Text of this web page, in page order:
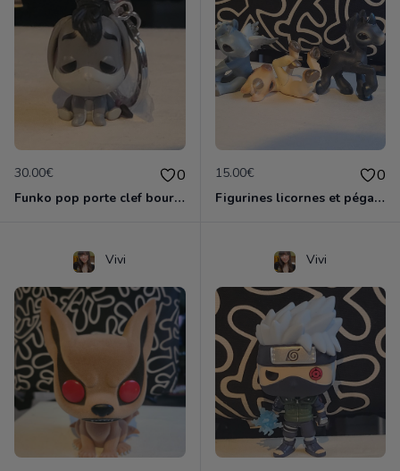
30.00€ 0
Funko pop porte clef bourriquet
15.00€ 0
Figurines licornes et pégase
Vivi Vivi